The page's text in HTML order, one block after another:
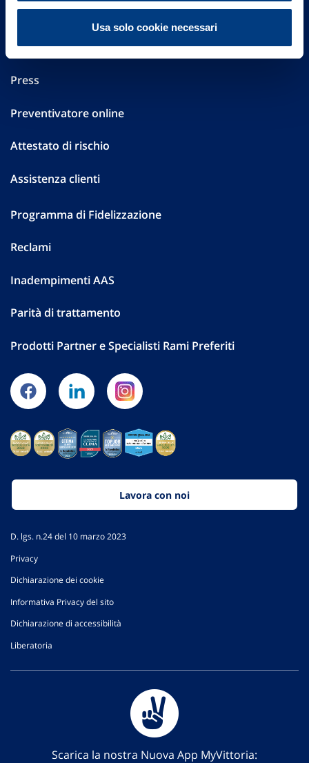
Usa solo cookie necessari
Sostenibilità
Performances
Press
Preventivatore online
Attestato di rischio
Assistenza clienti
Programma di Fidelizzazione
Reclami
Inadempimenti AAS
Parità di trattamento
Prodotti Partner e Specialisti Rami Preferiti
Lavora con noi
D. lgs. n.24 del 10 marzo 2023
Privacy
Dichiarazione dei cookie
Informativa Privacy del sito
Dichiarazione di accessibilità
Liberatoria
Scarica la nostra Nuova App MyVittoria: